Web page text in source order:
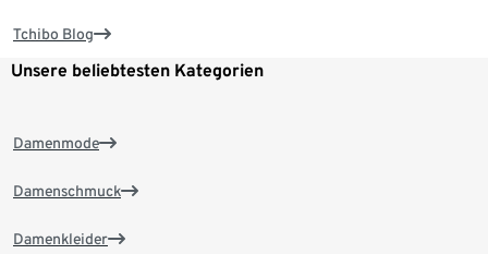
Tchibo Blog
Unsere beliebtesten Kategorien
Damenmode
Damenschmuck
Damenkleider